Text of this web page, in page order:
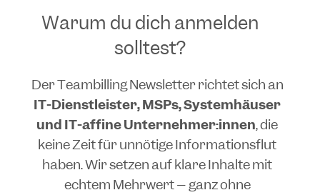
Warum du dich anmelden
solltest?
Der Teambilling Newsletter richtet sich an
IT-Dienstleister, MSPs, Systemhäuser
und IT-affine Unternehmer:innen, die
keine Zeit für unnötige Informationsflut
haben. Wir setzen auf klare Inhalte mit
echtem Mehrwert – ganz ohne